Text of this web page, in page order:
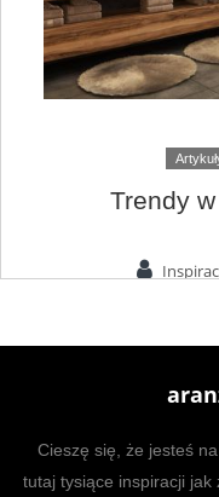
Trendy
Cieszę się, że jesteś
tutaj tysiące inspiracji